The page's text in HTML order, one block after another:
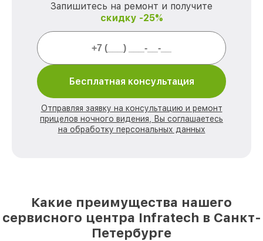
Запишитесь на ремонт и получите
скидку -25%
Бесплатная консультация
Отправляя заявку на консультацию и ремонт
прицелов ночного видения, Вы соглашаетесь
на обработку персональных данных
Какие преимущества нашего
сервисного центра Infratech в Санкт-
Петербурге